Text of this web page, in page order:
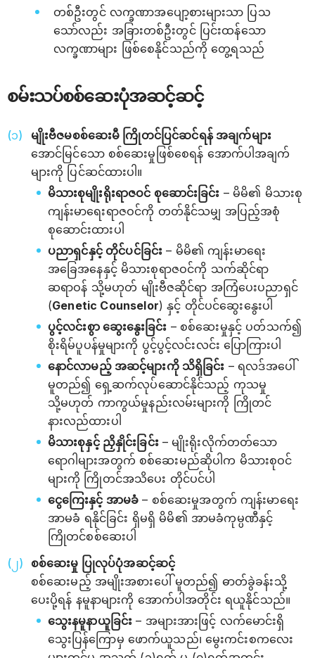
တစ်ဦးတွင် လက္ခဏာအပျော့စားများသာ ပြသ
သော်လည်း အခြားတစ်ဦးတွင် ပြင်းထန်သော
လက္ခဏာများ ဖြစ်စေနိုင်သည်ကို တွေ့ရသည်
စမ်းသပ်စစ်ဆေးပုံအဆင့်ဆင့်
မျိုးဗီဇမစစ်ဆေးမီ ကြိုတင်ပြင်ဆင်ရန် အချက်များ
အောင်မြင်သော စစ်ဆေးမှုဖြစ်စေရန် အောက်ပါအချက်
များကို ပြင်ဆင်ထားပါ။
မိသားစုမျိုးရိုးရာဇဝင် စုဆောင်းခြင်း – မိမိ၏ မိသားစု
ကျန်းမာရေးရာဇဝင်ကို တတ်နိုင်သမျှ အပြည့်အစုံ
စုဆောင်းထားပါ
ပညာရှင်နှင့် တိုင်ပင်ခြင်း – မိမိ၏ ကျန်းမာရေး
အခြေအနေနှင့် မိသားစုရာဇဝင်ကို သက်ဆိုင်ရာ
ဆရာဝန် သို့မဟုတ် မျိုးဗီဇဆိုင်ရာ အကြံပေးပညာရှင်
(Genetic Counselor) နှင့် တိုင်ပင်ဆွေးနွေးပါ
ပွင့်လင်းစွာ ဆွေးနွေးခြင်း – စစ်ဆေးမှုနှင့် ပတ်သက်၍
စိုးရိမ်ပူပန်မှုများကို ပွင့်ပွင့်လင်းလင်း ပြောကြားပါ
နောင်လာမည့် အဆင့်များကို သိရှိခြင်း – ရလဒ်အပေါ်
မူတည်၍ ရှေ့ဆက်လုပ်ဆောင်နိုင်သည့် ကုသမှု
သို့မဟုတ် ကာကွယ်မှုနည်းလမ်းများကို ကြိုတင်
နားလည်ထားပါ
မိသားစုနှင့် ညှိနှိုင်းခြင်း– မျိုးရိုးလိုက်တတ်သော
ရောဂါများအတွက် စစ်ဆေးမည်ဆိုပါက မိသားစုဝင်
များကို ကြိုတင်အသိပေး တိုင်ပင်ပါ
ငွေကြေးနှင့် အာမခံ – စစ်ဆေးမှုအတွက် ကျန်းမာရေး
အာမခံ ရနိုင်ခြင်း ရှိမရှိ မိမိ၏ အာမခံကုမ္ပဏီနှင့်
ကြိုတင်စစ်ဆေးပါ
စစ်ဆေးမှု ပြုလုပ်ပုံအဆင့်ဆင့်
စစ်ဆေးမည့် အမျိုးအစားပေါ် မူတည်၍ ဓာတ်ခွဲခန်းသို့
ပေးပို့ရန် နမူနာများကို အောက်ပါအတိုင်း ရယူနိုင်သည်။
သွေးနမူနာယူခြင်း – အများအားဖြင့် လက်မောင်းရှိ
သွေးပြန်ကြောမှ ဖောက်ယူသည်၊ မွေးကင်းစကလေး